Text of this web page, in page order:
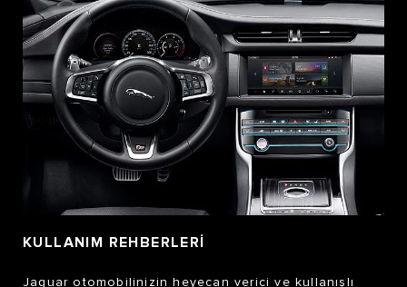
KULLANIM REHBERLERİ
Jaguar otomobilinizin heyecan verici ve kullanışlı